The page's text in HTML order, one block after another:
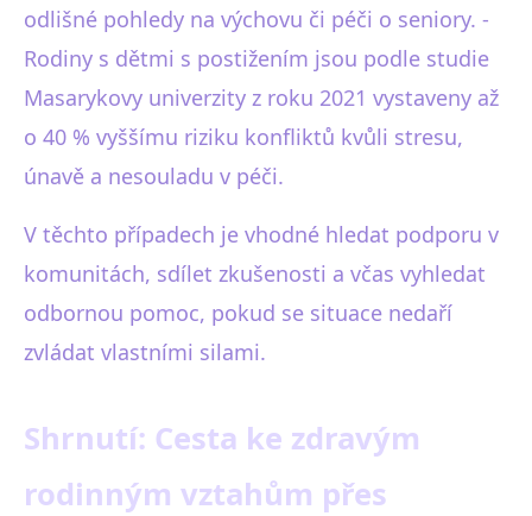
odlišné pohledy na výchovu či péči o seniory. -
Rodiny s dětmi s postižením jsou podle studie
Masarykovy univerzity z roku 2021 vystaveny až
o 40 % vyššímu riziku konfliktů kvůli stresu,
únavě a nesouladu v péči.
V těchto případech je vhodné hledat podporu v
komunitách, sdílet zkušenosti a včas vyhledat
odbornou pomoc, pokud se situace nedaří
zvládat vlastními silami.
Shrnutí: Cesta ke zdravým
rodinným vztahům přes